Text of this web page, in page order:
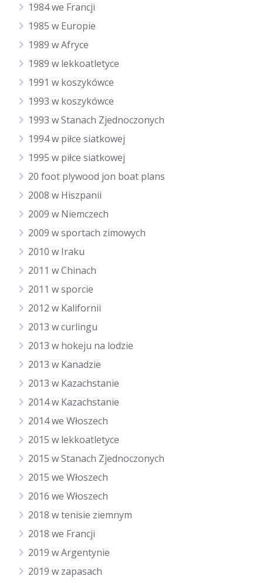
1984 we Francji
1985 w Europie
1989 w Afryce
1989 w lekkoatletyce
1991 w koszykówce
1993 w koszykówce
1993 w Stanach Zjednoczonych
1994 w piłce siatkowej
1995 w piłce siatkowej
20 foot plywood jon boat plans
2008 w Hiszpanii
2009 w Niemczech
2009 w sportach zimowych
2010 w Iraku
2011 w Chinach
2011 w sporcie
2012 w Kalifornii
2013 w curlingu
2013 w hokeju na lodzie
2013 w Kanadzie
2013 w Kazachstanie
2014 w Kazachstanie
2014 we Włoszech
2015 w lekkoatletyce
2015 w Stanach Zjednoczonych
2015 we Włoszech
2016 we Włoszech
2018 w tenisie ziemnym
2018 we Francji
2019 w Argentynie
2019 w zapasach